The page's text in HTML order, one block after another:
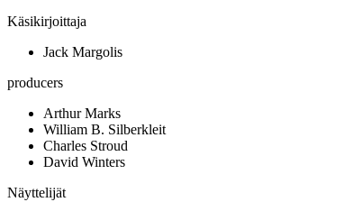
Käsikirjoittaja
Jack Margolis
producers
Arthur Marks
William B. Silberkleit
Charles Stroud
David Winters
Näyttelijät